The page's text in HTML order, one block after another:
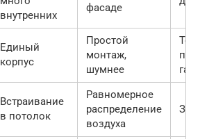
внутренних
фасаде
Единый
корпус
Простой
монтаж,
шумнее
Встраивание
в потолок
Равномерное
распределение
воздуха